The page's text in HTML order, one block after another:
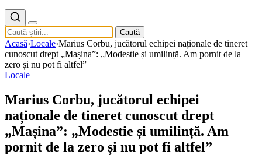
Caută
Acasă›Locale›Marius Corbu, jucătorul echipei naționale de tineret
cunoscut drept „Mașina”: „Modestie și umilință. Am pornit de la
zero și nu pot fi altfel”
Locale
Marius Corbu, jucătorul echipei
naționale de tineret cunoscut drept
„Mașina”: „Modestie și umilință. Am
pornit de la zero și nu pot fi altfel”